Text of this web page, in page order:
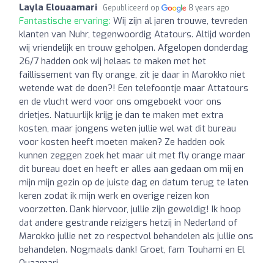
Layla Elouaamari Gepubliceerd op 8 years ago
Fantastische ervaring: Wij zijn al jaren trouwe, tevreden
klanten van Nuhr, tegenwoordig Atatours. Altijd worden
wij vriendelijk en trouw geholpen. Afgelopen donderdag
26/7 hadden ook wij helaas te maken met het
faillissement van fly orange, zit je daar in Marokko niet
wetende wat de doen?! Een telefoontje maar Attatours
en de vlucht werd voor ons omgeboekt voor ons
drietjes. Natuurlijk krijg je dan te maken met extra
kosten, maar jongens weten jullie wel wat dit bureau
voor kosten heeft moeten maken? Ze hadden ook
kunnen zeggen zoek het maar uit met fly orange maar
dit bureau doet en heeft er alles aan gedaan om mij en
mijn mijn gezin op de juiste dag en datum terug te laten
keren zodat ik mijn werk en overige reizen kon
voorzetten. Dank hiervoor, jullie zijn geweldig! Ik hoop
dat andere gestrande reizigers hetzij in Nederland of
Marokko jullie net zo respectvol behandelen als jullie ons
behandelen. Nogmaals dank! Groet, fam Touhami en El